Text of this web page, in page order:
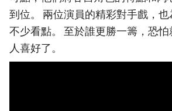
到位。 兩位演員的精彩對手戲，
不少看點。 至於誰更勝一籌，恐
人喜好了。